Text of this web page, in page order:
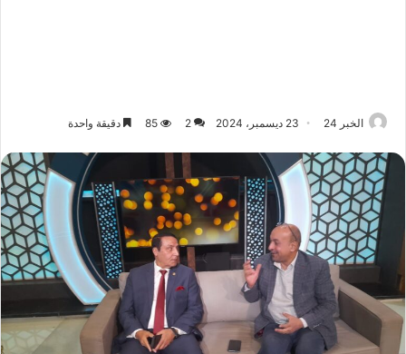
الخبر 24 23 ديسمبر، 2024 2
85 دقيقة واحدة